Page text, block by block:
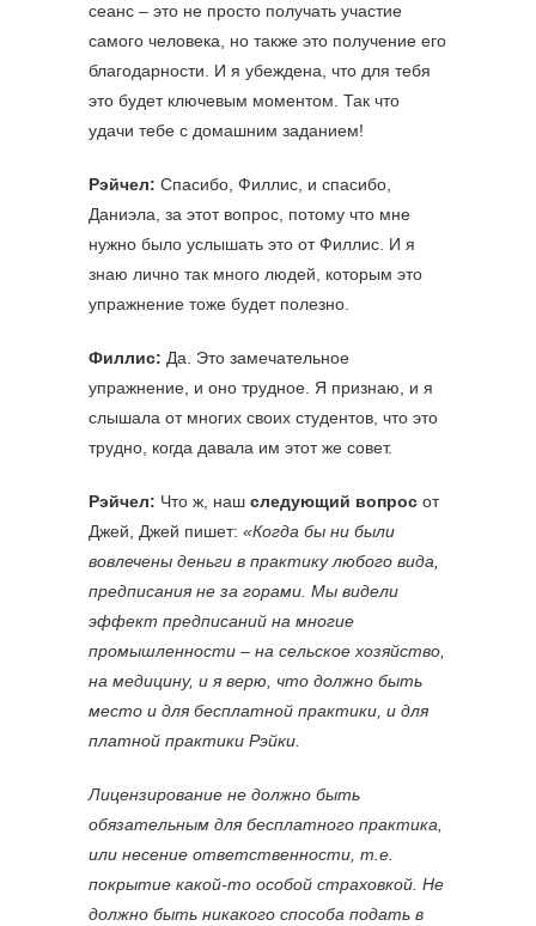
сеанс – это не просто получать участие
самого человека, но также это получение его
благодарности. И я убеждена, что для тебя
это будет ключевым моментом. Так что
удачи тебе с домашним заданием!
Рэйчел: Спасибо, Филлис, и спасибо,
Даниэла, за этот вопрос, потому что мне
нужно было услышать это от Филлис. И я
знаю лично так много людей, которым это
упражнение тоже будет полезно.
Филлис: Да. Это замечательное
упражнение, и оно трудное. Я признаю, и я
слышала от многих своих студентов, что это
трудно, когда давала им этот же совет.
Рэйчел: Что ж, наш следующий вопрос от
Джей, Джей пишет: «Когда бы ни были
вовлечены деньги в практику любого вида,
предписания не за горами. Мы видели
эффект предписаний на многие
промышленности – на сельское хозяйство,
на медицину, и я верю, что должно быть
место и для бесплатной практики, и для
платной практики Рэйки.
Лицензирование не должно быть
обязательным для бесплатного практика,
или несение ответственности, т.е.
покрытие какой-то особой страховкой. Не
должно быть никакого способа подать в